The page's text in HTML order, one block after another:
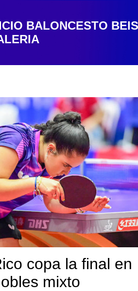
BALONCESTO
copa la final en
mixto